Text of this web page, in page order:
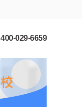
400-029-6659